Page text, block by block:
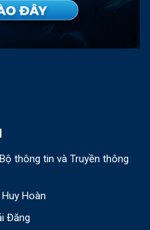
thông tin và Truyền thông
Hoàn
Đăng